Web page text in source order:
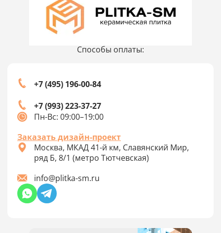
Способы оплаты:
+7 (495) 196-00-84
+7 (993) 223-37-27
Пн-Вс: 09:00–19:00
Заказать дизайн-проект
Москва, МКАД 41-й км, Славянский Мир,
ряд Б, 8/1 (метро Тютчевская)
info@plitka-sm.ru